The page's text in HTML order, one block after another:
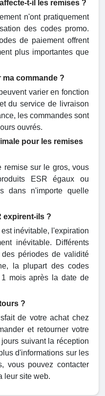
t-il les remises ?
n'ont pratiquement
des codes promo.
de paiement offrent
plus importantes que
commande ?
varier en fonction
du service de livraison
les commandes sont
ouvrés.
pour les remises
remise sur le gros, vous
ESR égaux ou
dans n'importe quelle
expirent-ils ?
inévitable, l'expiration
inévitable. Différents
périodes de validité
la plupart des codes
mois après la date de
?
de votre achat chez
et retourner votre
suivant la réception
d'informations sur les
vous pouvez contacter
leur site web.